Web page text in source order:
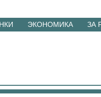
ЭКОНОМИКА ЗА